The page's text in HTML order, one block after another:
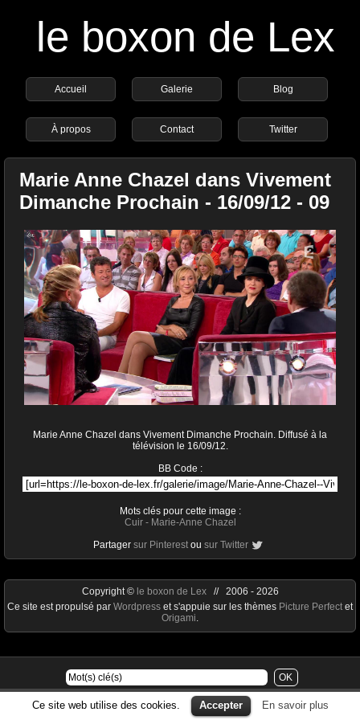
le boxon de Lex
Accueil Galerie Blog
À propos Contact Twitter
Marie Anne Chazel dans Vivement
Dimanche Prochain - 16/09/12 - 09
Marie Anne Chazel dans Vivement Dimanche Prochain. Diffusé à la
télévision le 16/09/12.
BB Code :
Mots clés pour cette image :
Cuir- Marie-Anne Chazel
Partager sur Pinterest ou sur Twitter
Ce site web utilise des cookies. Accepter En savoir plus
Copyright © le boxon de Lex// 2006 - 2026
Ce site est propulsé par Wordpress et s'appuie sur les thèmes Picture Perfect et
Origami.